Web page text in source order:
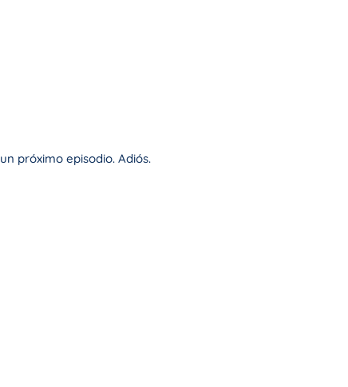
próximo episodio. Adiós.